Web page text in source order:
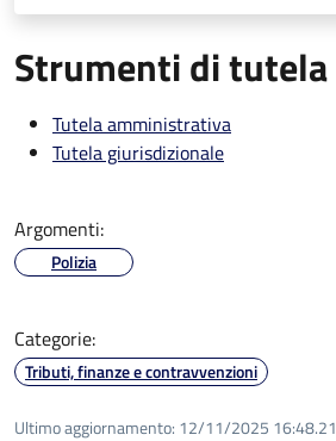
Strumenti di tutela
Tutela amministrativa
Tutela giurisdizionale
Argomenti:
Polizia
Categorie:
Tributi, finanze e contravvenzioni
Ultimo aggiornamento: 12/11/2025 16:48.21